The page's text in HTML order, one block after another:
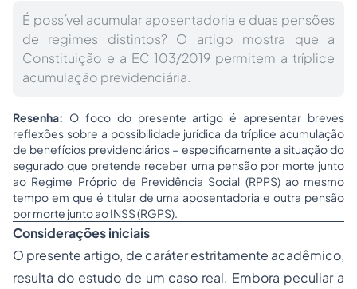
É possível acumular aposentadoria e duas pensões
de regimes distintos? O artigo mostra que a
Constituição e a EC 103/2019 permitem a tríplice
acumulação previdenciária.
Resenha: O foco do presente artigo é apresentar breves
reflexões sobre a possibilidade jurídica da tríplice acumulação
de benefícios previdenciários – especificamente a situação do
segurado que pretende receber uma pensão por morte junto
ao Regime Próprio de Previdência Social (RPPS) ao mesmo
tempo em que é titular de uma aposentadoria e outra pensão
por morte junto ao INSS (RGPS).
Considerações iniciais
O presente artigo, de caráter estritamente acadêmico,
resulta do estudo de um caso real. Embora peculiar a